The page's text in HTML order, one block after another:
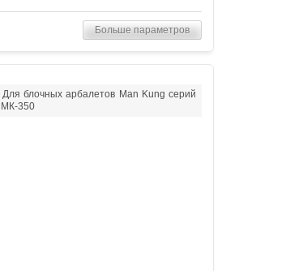
Больше параметров
Для блочных арбалетов Man Kung серий
МК-350